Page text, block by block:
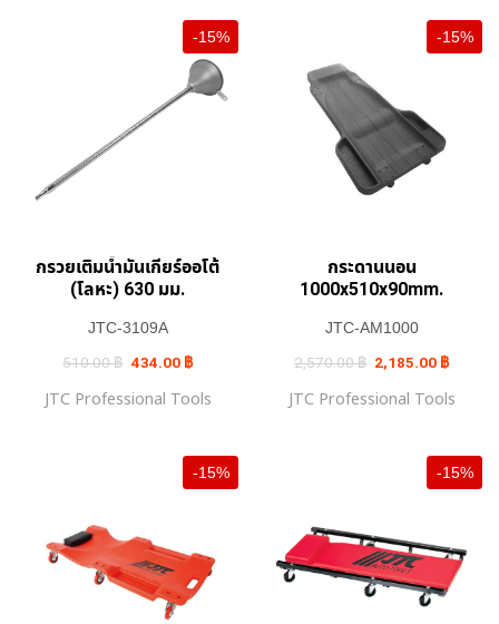
-15%
กรวยเติมน้ำมันเกียร์ออโต้
(โลหะ) 630 มม.
JTC-3109A
510.00฿
Original
price
510.00 ฿.
434.00 ฿Current
price
434.00 ฿.
JTC Professional Tools
-15%
กระดานนอน
1000x510x90mm.
JTC-AM1000
2,570.00฿ Original
price
2,570.00 ฿.
2,185.00 ฿Current
price
JTC Professional Tools
-15% -15%